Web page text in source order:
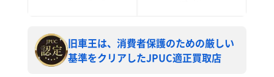
旧車王は、消費者保護のための厳しい
基準をクリアしたJPUC適正買取店